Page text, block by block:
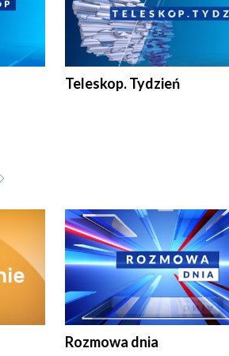
Teleskop. Tydzień
Rozmowa dnia